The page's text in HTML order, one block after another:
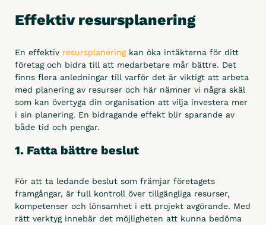
Tidrapportering
Materialrapportering
Ersättningar
Hantera
Projektuppföljning
Fakturaunderlag
ÄTA – hantering
Leverantörsfaktura
Effektiv resursplanering
En effektiv resursplaneringkan öka intäkterna för ditt
företag och bidra till att medarbetare mår bättre. Det
finns flera anledningar till varför det är viktigt att arbeta
med planering av resurser och här nämner vi några skäl
som kan övertyga din organisation att vilja investera mer
i sin planering. En bidragande effekt blir sparande av
både tid och pengar.
1. Fatta bättre beslut
För att ta ledande beslut som främjar företagets
framgångar, är full kontroll över tillgängliga resurser,
kompetenser och lönsamhet i ett projekt avgörande. Med
rätt verktyg innebär det möjligheten att kunna bedöma